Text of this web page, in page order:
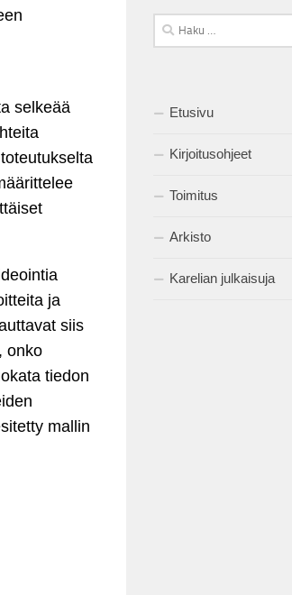
selkeää
ja
siis
onko
tiedon
mallin
Haku:
Etusivu
Kirjoitusohjeet
Toimitus
Arkisto
Karelian julkaisuja